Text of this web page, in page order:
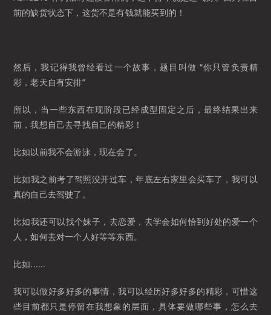
前的缺货状态下，这货不是有钱就能买到的！
然后，我记得我曾经看过一个故事，题目叫做 “你只管负责精
彩，老天自有安排”
所以，当一些东西在现阶段已经成型固定之后，最终结果出来
前，我想自己去寻找自己的精彩！
比如以前我不会游泳，现在会了。
比如我之前考了驾照没开过车，年底左右家里会买车了，我可以
真的自己去驾驶了。
比如我还可以找个妹子，去恋爱，去学会如何恰到好处的爱一个
人，如何去对一个人好等等东西。
比如......
我可以做好多好多的事情，我可以经历好多好多的精彩，可惜这
些目前都只是停留在我想象的层面，具体要做哪些事，怎么去